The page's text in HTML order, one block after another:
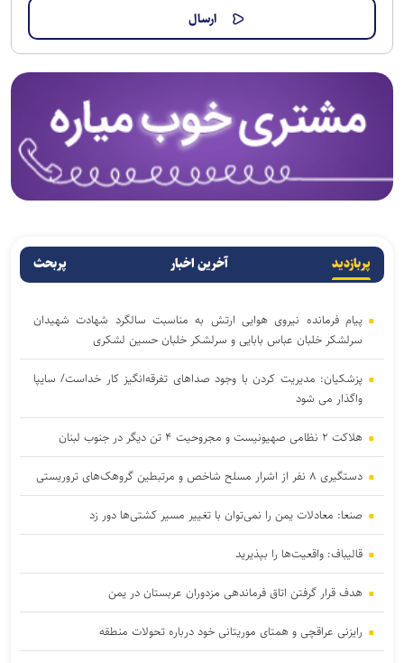
پربازدید آخرین اخبار پربحث
پیام فرمانده نیروی هوایی ارتش به مناسبت سالگرد شهادت شهیدان
سرلشکر خلبان عباس بابایی و سرلشکر خلبان حسین لشکری
پزشکیان: مدیریت کردن با وجود صداهای تفرقه‌انگیز کار خداست/ سایپا
واگذار می شود
هلاکت ۲ نظامی صهیونیست و مجروحیت ۴ تن دیگر در جنوب لبنان
دستگیری ۸ نفر از اشرار مسلح شاخص و مرتبطین گروهک‌های تروریستی
صنعا: معادلات یمن را نمی‌توان با تغییر مسیر کشتی‌ها دور زد
قالیباف: واقعیت‌ها را بپذیرید
هدف قرار گرفتن اتاق‌ فرماندهی مزدوران عربستان در یمن
رایزنی عراقچی و همتای موریتانی خود درباره تحولات منطقه